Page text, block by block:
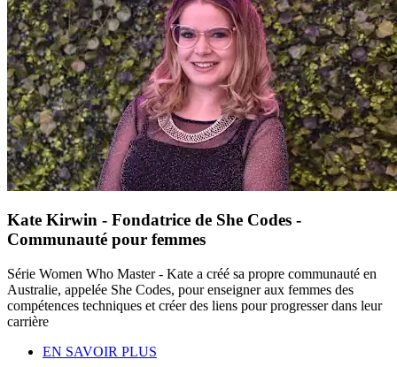
Kate Kirwin - Fondatrice de She Codes -
Communauté pour femmes
Série Women Who Master - Kate a créé sa propre communauté en
Australie, appelée She Codes, pour enseigner aux femmes des
compétences techniques et créer des liens pour progresser dans leur
carrière
EN SAVOIR PLUS